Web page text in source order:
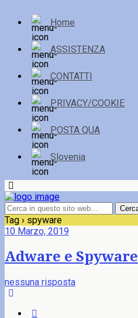
Home
ASSISTENZA
CONTATTI
PRIVACY/COOKIE
POSTA QUA
Slovenia
Tag › spyware
10 Marzo, 2019
Adware e Spyware
nessuna risposta